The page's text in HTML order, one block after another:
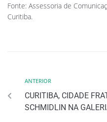
Fonte: Assessoria de
Curitiba.
ANTERIOR
CURITIBA, CIDADE
SCHMIDLIN NA